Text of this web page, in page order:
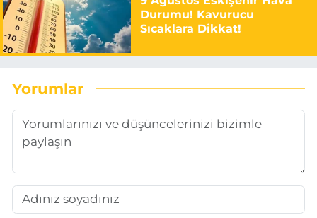
Durumu! Kavurucu
Sıcaklara Dikkat!
Yorumlar